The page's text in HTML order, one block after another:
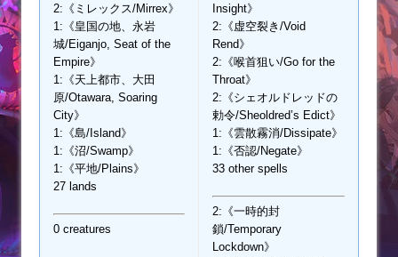
2:《ミレックス/Mirrex》
1:《皇国の地、永岩
城/Eiganjo, Seat of the
Empire》
1:《天上都市、大田
原/Otawara, Soaring
City》
1:《島/Island》
1:《沼/Swamp》
1:《平地/Plains》
27 lands
0 creatures
Insight》
2:《虚空裂き/Void
Rend》
2:《喉首狙い/Go for the
Throat》
2:《シェオルドレッドの
勅令/Sheoldred’s Edict》
1:《雲散霧消/Dissipate》
1:《否認/Negate》
33 other spells
2:《一時的封
鎖/Temporary
Lockdown》